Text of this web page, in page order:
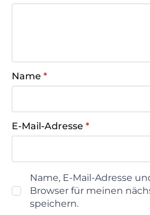
Name *
E-Mail-Adresse *
Name, E-Mail-Adresse
Browser für meinen
speichern.